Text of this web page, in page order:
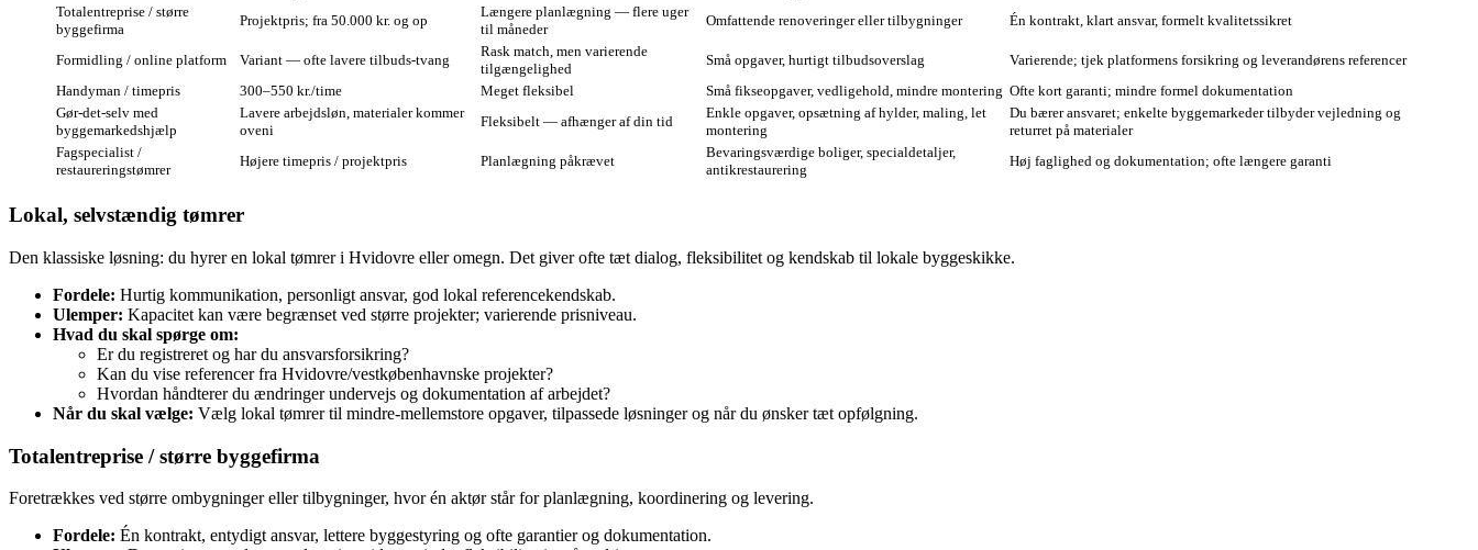
Totalentreprise / større
byggefirma
Projektpris; fra 50.000 kr. og op
Længere planlægning — flere uger
til måneder
Omfattende renoveringer eller tilbygninger Én kontrakt, klart ansvar, formelt kvalitetssikret
Formidling / online platform Variant — ofte lavere tilbuds‑tvang
Rask match, men varierende
tilgængelighed
Små opgaver, hurtigt tilbudsoverslag
Varierende; tjek platformens forsikring og leverandørens referencer
Handyman / timepris
300–550 kr./time Meget fleksibel Små fikseopgaver, vedligehold, mindre montering Ofte kort garanti; mindre formel dokumentation
Gør‑det‑selv med
byggemarkedshjælp
Lavere arbejdsløn, materialer kommer
oveni
Fleksibelt — afhænger af din tid
Enkle opgaver, opsætning af hylder, maling, let
montering
Du bærer ansvaret; enkelte byggemarkeder tilbyder vejledning og
returret på materialer
Fagspecialist /
restaureringstømrer
Højere timepris / projektpris Planlægning påkrævet
Bevaringsværdige boliger, specialdetaljer,
antikrestaurering
Høj faglighed og dokumentation; ofte længere garanti
Lokal, selvstændig tømrer
Den klassiske løsning: du hyrer en lokal tømrer i Hvidovre eller omegn. Det giver ofte tæt dialog, fleksibilitet og kendskab til lokale byggeskikke.
Fordele: Hurtig kommunikation, personligt ansvar, god lokal referencekendskab.
Ulemper: Kapacitet kan være begrænset ved større projekter; varierende prisniveau.
Hvad du skal spørge om:
Er du registreret og har du ansvarsforsikring?
Kan du vise referencer fra Hvidovre/vestkøbenhavnske projekter?
Hvordan håndterer du ændringer undervejs og dokumentation af arbejdet?
Når du skal vælge: Vælg lokal tømrer til mindre‑mellemstore opgaver, tilpassede løsninger og når du ønsker tæt opfølgning.
Totalentreprise / større byggefirma
Foretrækkes ved større ombygninger eller tilbygninger, hvor én aktør står for planlægning, koordinering og levering.
Fordele: Én kontrakt, entydigt ansvar, lettere byggestyring og ofte garantier og dokumentation.